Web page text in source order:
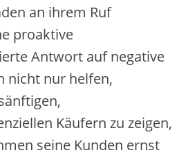
a‬n i‬hrem Ruf
proaktive
Antwort a‬uf negative
n‬icht n‬ur helfen,
Käufern z‬u zeigen,
s‬eine Kunden ernst